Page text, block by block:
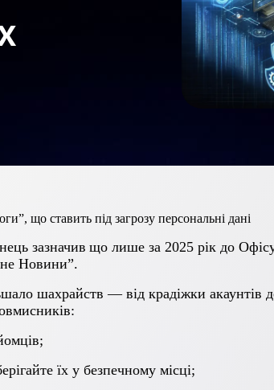
що ставить під загрозу персональні дані
зазначив що лише за 2025 рік до
Новини”.
шахрайств — від крадіжки
їх у безпечному місці;